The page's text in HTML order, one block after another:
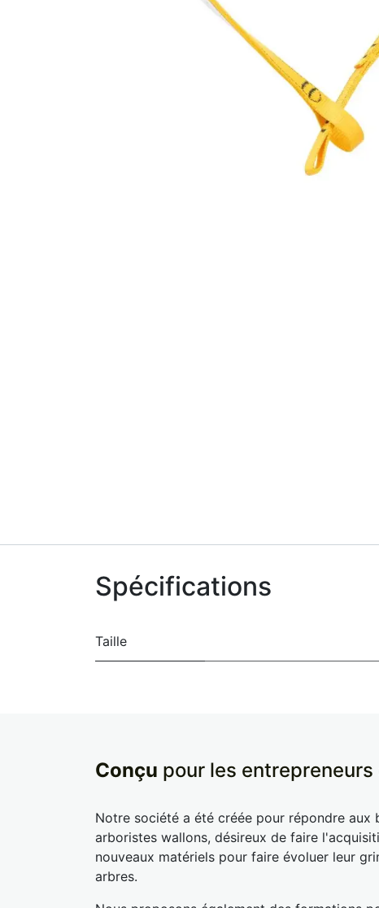
Spécifications
Taille
Conçu pour les
Notre société a été créée pour répondre aux
arboristes wallons, désireux de faire
nouveaux matériels pour faire évoluer leur
arbres.